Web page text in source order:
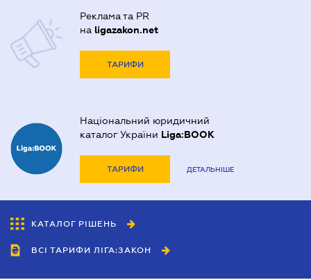
Реклама та PR
на ligazakon.net
ТАРИФИ
Національний юридичний
каталог України Liga:BOOK
ТАРИФИ ДЕТАЛЬНІШЕ
КАТАЛОГ РІШЕНЬ
ВСІ ТАРИФИ ЛІГА:ЗАКОН